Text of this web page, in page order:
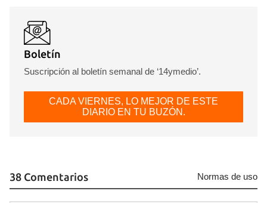
Boletín
Suscripción al boletín semanal de ‘14ymedio’.
CADA VIERNES, LO MEJOR DE ESTE
DIARIO EN TU BUZÓN.
38 Comentarios Normas de uso